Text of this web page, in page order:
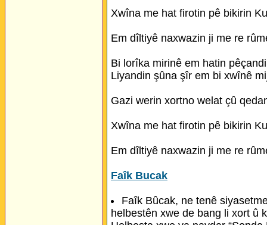
Xwîna me hat firotin pê bikirin
Em dîltiyê naxwazin ji me re
Bi lorîka mirinê em hatin
Liyandin şûna şîr em bi xwînê
Gazi werin xortno welat çû
Xwîna me hat firotin pê bikirin
Em dîltiyê naxwazin ji me re
Faîk Bucak
Faîk Bûcak, ne tenê
helbestên xwe de bang li xort û